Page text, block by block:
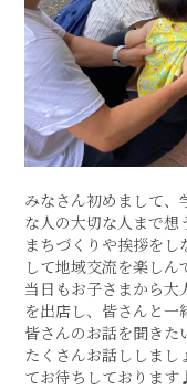
みなさん初めまして
な人の大切な人まで想
まちづくりや挨拶を
して地域交流を楽しん
当日もお子さまから大
を出店し、皆さんと一
皆さんのお話を聞き
たくさんお話ししま
てお待ちしております